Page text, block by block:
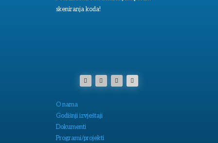
skeniranja koda!
O nama
Godišnji izvještaji
Dokumenti
Programi/projekti